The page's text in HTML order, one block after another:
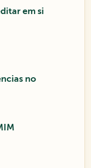
em si
no